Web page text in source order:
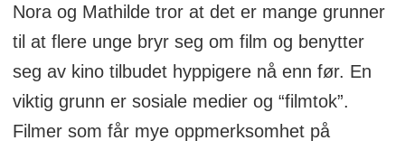
Nora og Mathilde tror at det er mange grunner
til at flere unge bryr seg om film og benytter
seg av kino tilbudet hyppigere nå enn før. En
viktig grunn er sosiale medier og “filmtok”.
Filmer som får mye oppmerksomhet på